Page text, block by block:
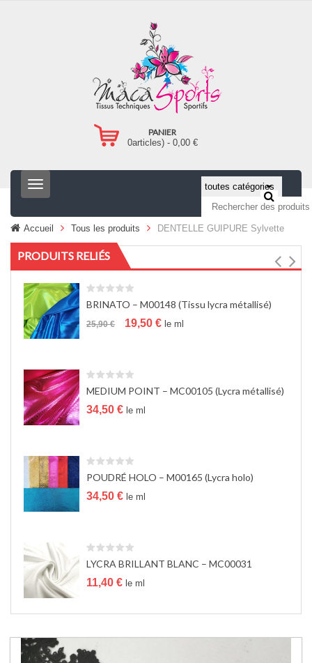
PANIER
0articles) - 0,00 €
T
o
l
n
a
v
i
a
t
n
Accueil Tous les produits DENTELLE GUIPURE Sylvette
PRODUITS RELIÉS
BRINATO – M00148 (Tissu lycra métallisé)
25,90€
Le
25,90 €.
19,50 €Lele ml
MEDIUM POINT – MC00105 (Lycra métallisé)
34,50 € le ml
POUDRÉ HOLO – M00165 (Lycra holo)
34,50 € le ml
LYCRA BRILLANT BLANC – MC00031
11,40 € le ml